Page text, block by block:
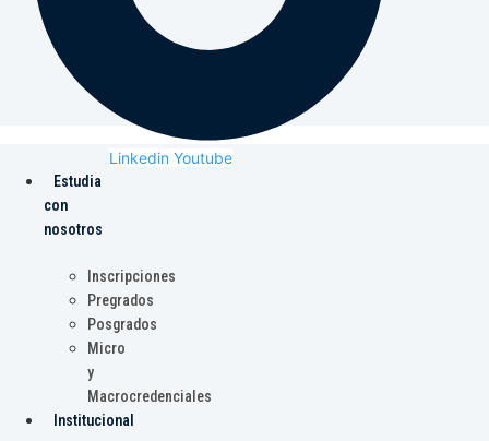
Linkedin Youtube
Estudia
con
nosotros
Inscripciones
Pregrados
Posgrados
Micro
y
Macrocredenciales
Institucional